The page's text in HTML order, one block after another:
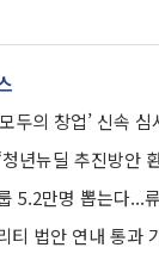
두의 창업’ 신속
년뉴딜 추진방안
5.2만명 뽑는다...
티 법안 연내 통과